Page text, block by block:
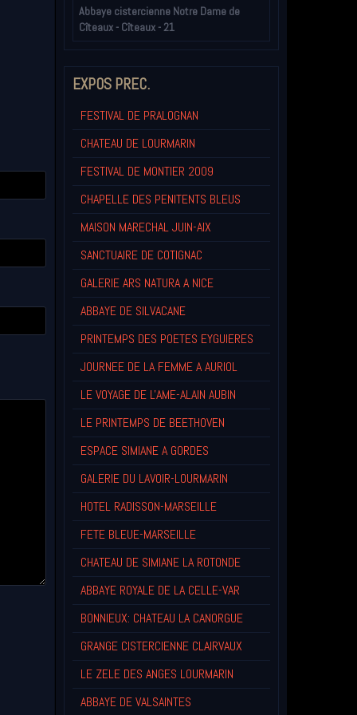
Abbaye cistercienne Notre Dame de
Cîteaux - Cîteaux - 21
EXPOS PREC.
FESTIVAL DE PRALOGNAN
CHATEAU DE LOURMARIN
FESTIVAL DE MONTIER 2009
CHAPELLE DES PENITENTS BLEUS
MAISON MARECHAL JUIN-AIX
SANCTUAIRE DE COTIGNAC
GALERIE ARS NATURA A NICE
ABBAYE DE SILVACANE
PRINTEMPS DES POETES EYGUIERES
JOURNEE DE LA FEMME A AURIOL
LE VOYAGE DE L'AME-ALAIN AUBIN
LE PRINTEMPS DE BEETHOVEN
ESPACE SIMIANE A GORDES
GALERIE DU LAVOIR-LOURMARIN
HOTEL RADISSON-MARSEILLE
FETE BLEUE-MARSEILLE
CHATEAU DE SIMIANE LA ROTONDE
ABBAYE ROYALE DE LA CELLE-VAR
BONNIEUX: CHATEAU LA CANORGUE
GRANGE CISTERCIENNE CLAIRVAUX
LE ZELE DES ANGES LOURMARIN
ABBAYE DE VALSAINTES